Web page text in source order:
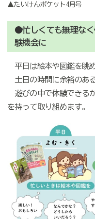
▲たいけんポケット4月号
●忙しくても無理な
験機会に
平日は絵本や図鑑を眺
土日の時間に余裕のあ
遊びの中で体験できる
を持って取り組めます。